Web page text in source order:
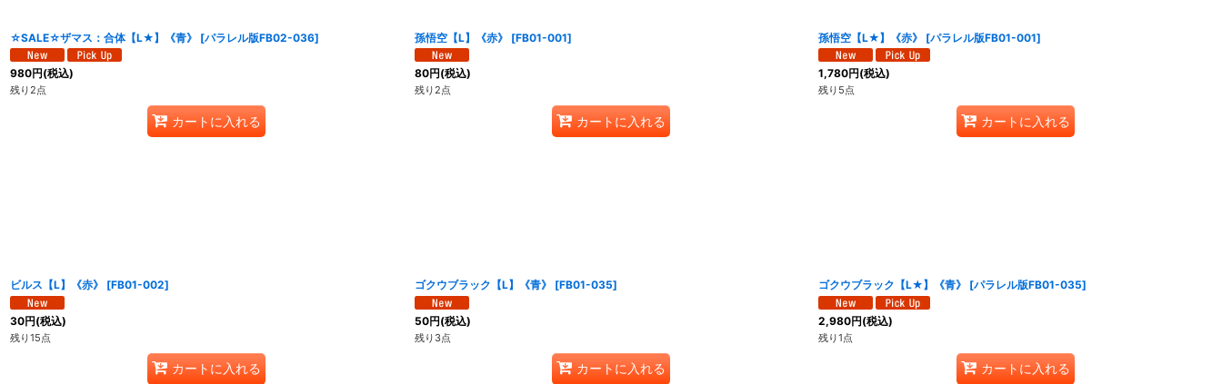
☆SALE☆ザマス：合体【L★】《青》 [パラレル版FB02-036]
980円(税込)
残り2点
カートに入れる
孫悟空【L】《赤》 [FB01-001]
80円(税込)
残り2点
カートに入れる
孫悟空【L★】《赤》 [パラレル版FB01-001]
1,780円(税込)
残り5点
カートに入れる
ビルス【L】《赤》 [FB01-002]
30円(税込)
残り15点
カートに入れる
ゴクウブラック【L】《青》 [FB01-035]
50円(税込)
残り3点
カートに入れる
ゴクウブラック【L★】《青》 [パラレル版FB01-035]
2,980円(税込)
残り1点
カートに入れる